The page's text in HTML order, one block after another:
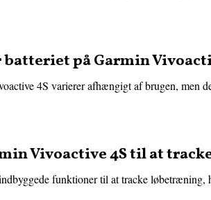
på Garmin
4S varierer afhængigt af brugen, men
Vivoactive 4S til at
funktioner til at tracke